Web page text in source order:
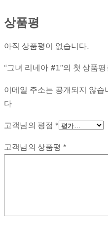
상품평
아직 상품평이 없습니다.
“그녀 리네아 #1”의 첫 상품
이메일 주소는 공개되지 않습
다
고객님의 평점 *
고객님의 상품평 *